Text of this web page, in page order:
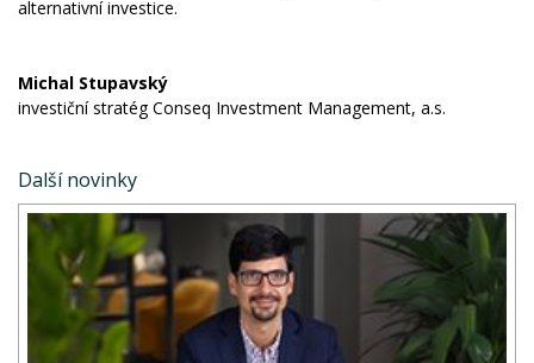
alternativní investice.
Michal Stupavský
investiční stratég Conseq Investment Management, a.s.
Další novinky